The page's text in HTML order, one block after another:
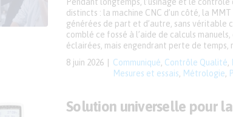
8 juin 2026 Communiqué Contrôle Qualité
Mesures et essais
Métrologie
distincts : la machine CNC d’un côté, la
générées de part et d’autre, sans véritable
comblé ce fossé à l’aide de calculs manuels,
éclairées, mais engendrant perte de temps,
Solution universelle pour